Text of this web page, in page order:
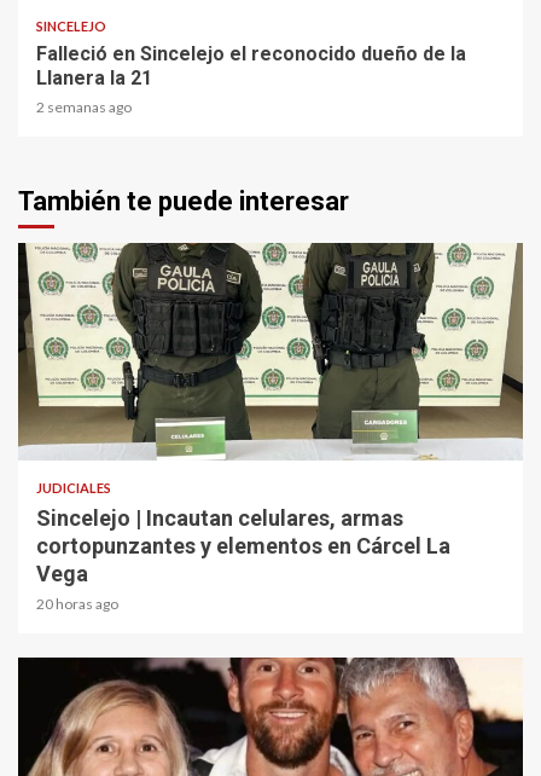
SINCELEJO
Falleció en Sincelejo el reconocido dueño de la
Llanera la 21
2 semanas ago
También te puede interesar
2 min read
JUDICIALES
Sincelejo | Incautan celulares, armas
cortopunzantes y elementos en Cárcel La
Vega
20 horas ago